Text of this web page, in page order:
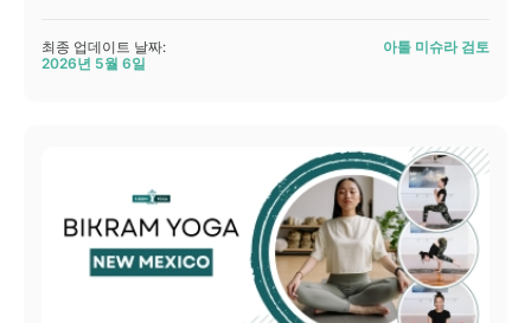
최종 업데이트 날짜:
2026년 5월 6일
아툴 미슈라 검토